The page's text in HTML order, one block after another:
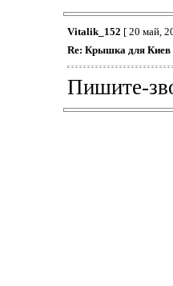
Vitalik_152 [ 20 май,
Re: Крышка для Киев
Пишите-